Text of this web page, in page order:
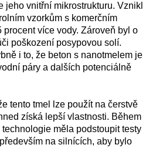
jeho vnitřní mikrostrukturu. Vznikl
vzorkům s komerčním
více vody. Zároveň byl o
poškození posypovou solí.
i to, že beton s nanotmelem je
páry a dalších potenciálně
tento tmel lze použít na čerstvě
získá lepší vlastnosti. Během
měla podstoupit testy
na silnících, aby bylo